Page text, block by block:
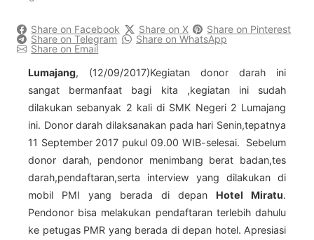
Share on Facebook Share on X
Share on Pinterest
Share on Telegram
Share on WhatsApp
Share on Email
Lumajang, (12/09/2017)Kegiatan donor darah ini
sangat bermanfaat bagi kita ,kegiatan ini sudah
dilakukan sebanyak 2 kali di SMK Negeri 2 Lumajang
ini. Donor darah dilaksanakan pada hari Senin,tepatnya
11 September 2017 pukul 09.00 WIB-selesai. Sebelum
donor darah, pendonor menimbang berat badan,tes
darah,pendaftaran,serta interview yang dilakukan di
mobil PMI yang berada di depan Hotel Miratu.
Pendonor bisa melakukan pendaftaran terlebih dahulu
ke petugas PMR yang berada di depan hotel. Apresiasi